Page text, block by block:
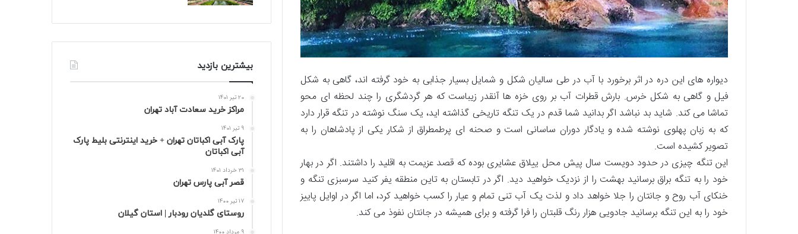
دیواره های این دره در اثر برخورد با آب در طی سالیان شکل و شمایل بسیار جذابی به خود گرفته اند، گاهی به شکل
فیل و گاهی به شکل خرس. بارش قطرات آب بر روی خزه ها آنقدر زیباست که هر گردشگری را چند لحظه ای محو
تماشا می کند. شاید بد نباشد اگر بدانید شما قدم در یک تنگه تاریخی گذاشته اید، یک سنگ نوشته در تنگه قرار دارد
که به زبان پهلوی نوشته شده و یادگار دوران ساسانی است و صحنه ای پرطمطراق از شکار یکی از پادشاهان را به
تصویر کشیده است.
این تنگه چیزی در حدود دویست سال پیش محل ییلاق عشایری بوده که قصد عزیمت به اقلید را داشتند. اگر در بهار
خود را به تنگه براق برسانید بهشت را از نزدیک خواهید دید. اگر در تابستان به تاین منطقه یفر کنید سرسبزی تنگه و
خنکای آب روح و جانتان را جلا خواهد داد و لذت یک آب تنی تمام و عیار را کسب خواهید کرد، اما اگر در اوایل پاییز
خود را به این تنگه برسانید جادویی هزار رنگ قلبتان را فرا گرفته و برای همیشه در جانتان نفوذ می کند.
بیشترین بازدید
20 تیر 1401
مراکز خرید سعادت‌ آباد تهران
9 تیر 1401
پارک آبی اکباتان تهران + خرید اینترنتی بلیط پارک
آبی اکباتان
31 خرداد 1401
قصر آبی پارس تهران
17 تیر 1400
روستای گلدیان رودبار | استان گیلان